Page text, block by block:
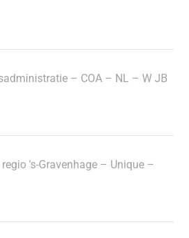
– COA – NL – W JB
's-Gravenhage – Unique –